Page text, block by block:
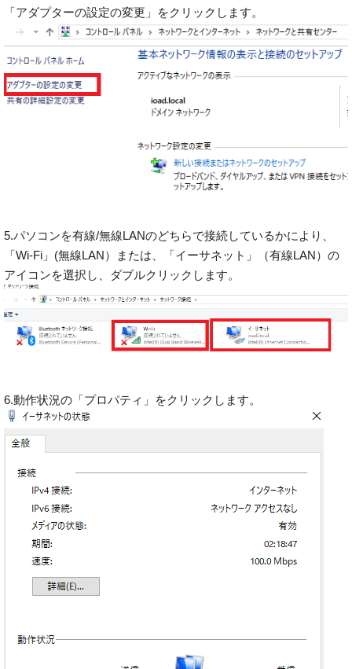
「アダプターの設定の変更」をクリックします。
5.パソコンを有線/無線LANのどちらで接続しているかにより、
「Wi-Fi」(無線LAN）または、「イーサネット」（有線LAN）の
アイコンを選択し、ダブルクリックします。
6.動作状況の「プロパティ」をクリックします。